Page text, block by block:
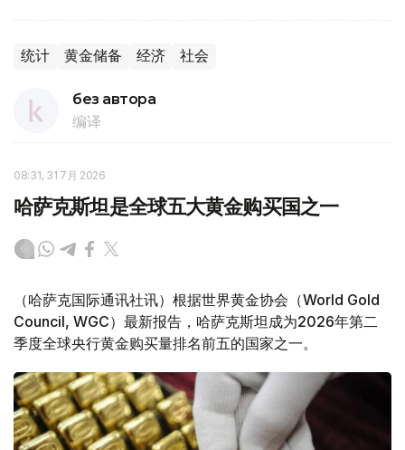
统计 黄金储备 经济 社会
без автора
编译
08:31, 31 7月 2026
哈萨克斯坦是全球五大黄金购买国之一
（哈萨克国际通讯社讯）根据世界黄金协会（World Gold
Council, WGC）最新报告，哈萨克斯坦成为2026年第二
季度全球央行黄金购买量排名前五的国家之一。